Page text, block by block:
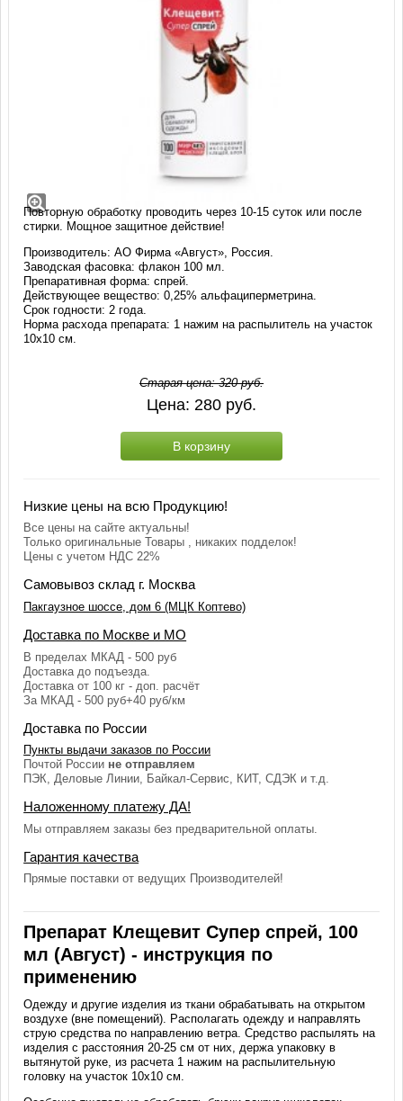
Клещевит Супер спрей (100 мл)
сплошного уничтожения насекомых (клещи, блохи) во время
отдыха на природе, прогулок по лесу. Защита - до 15 суток.
Повторную обработку проводить через 10-15 суток или после
стирки. Мощное защитное действие!
Производитель: АО Фирма «Август», Россия.
Заводская фасовка: флакон 100 мл.
Препаративная форма: спрей.
Действующее вещество: 0,25% альфациперметрина.
Срок годности: 2 года.
Норма расхода препарата: 1 нажим на распылитель на участок
10х10 см.
Старая цена:320руб.
Цена: 280 руб.
В корзину
Низкие цены на всю Продукцию!
Все цены на сайте актуальны!
Только оригинальные Товары , никаких подделок!
Цены с учетом НДС 22%
Самовывоз склад г. Москва
Пакгаузное шоссе, дом 6 (МЦК Коптево)
Доставка по Москве и МО
В пределах МКАД - 500 руб
Доставка до подъезда.
Доставка от 100 кг - доп. расчёт
За МКАД - 500 руб+40 руб/км
Доставка по России
Пункты выдачи заказов по России
Почтой России не отправляем
ПЭК, Деловые Линии, Байкал-Сервис, КИТ, СДЭК и т.д.
Наложенному платежу ДА!
Мы отправляем заказы без предварительной оплаты.
Гарантия качества
Прямые поставки от ведущих Производителей!
Препарат Клещевит Супер спрей, 100
мл (Август) - инструкция по
применению
Одежду и другие изделия из ткани обрабатывать на открытом
воздухе (вне помещений). Располагать одежду и направлять
струю средства по направлению ветра. Средство распылять на
изделия с расстояния 20-25 см от них, держа упаковку в
вытянутой руке, из расчета 1 нажим на распылительную
головку на участок 10х10 см.